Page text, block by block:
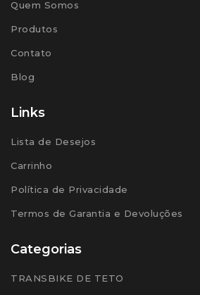
Quem Somos
Produtos
Contato
Blog
Links
Lista de Desejos
Carrinho
Política de Privacidade
Termos de Garantia e Devoluções
Categorias
TRANSBIKE DE TETO